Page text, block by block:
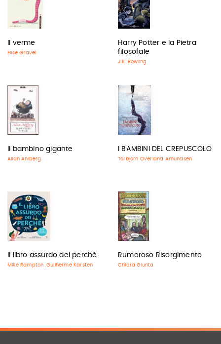
Il verme
Elise Gravel
Harry Potter e la Pietra
filosofale
J.K. Rowling
Il bambino gigante
Allan Ahlberg
I BAMBINI DEL CREPUSCOLO
Torbjorn Overland Amundsen
Il libro assurdo dei perché
Mike Rampton ,Guilherme Karsten
Rumoroso Risorgimento
Chiara Giunta